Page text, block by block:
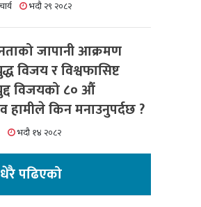
भदौ २९ २०८२
जापानी आक्रमण
विजय र विश्वफासिष्ट
विजयको ८० औं
हामीले किन मनाउनुपर्दछ ?
भदौ १४ २०८२
धेरै पढिएको